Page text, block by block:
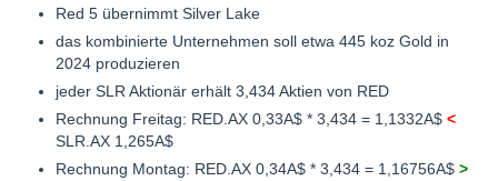
Red 5 übernimmt Silver Lake
das kombinierte Unternehmen soll etwa 445 koz Gold in
2024 produzieren
jeder SLR Aktionär erhält 3,434 Aktien von RED
Rechnung Freitag: RED.AX 0,33A$ * 3,434 = 1,1332A$ <
SLR.AX 1,265A$
Rechnung Montag: RED.AX 0,34A$ * 3,434 = 1,16756A$ >